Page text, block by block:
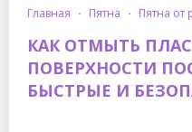
главная · пятна · пятна
КАК ОТМЫТЬ
ПОВЕРХНОСТИ
БЫСТРЫЕ И